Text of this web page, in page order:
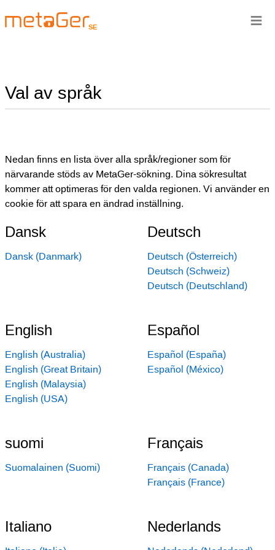
SE
Val av språk
Nedan finns en lista över alla språk/regioner som för
närvarande stöds av MetaGer-sökning. Dina sökresultat
kommer att optimeras för den valda regionen. Vi använder en
cookie för att spara en ändrad inställning.
Dansk
Dansk (Danmark)
Deutsch
Deutsch (Österreich)
Deutsch (Schweiz)
Deutsch (Deutschland)
English
English (Australia)
English (Great Britain)
English (Malaysia)
English (USA)
Español
Español (España)
Español (México)
suomi
Suomalainen (Suomi)
Français
Français (Canada)
Français (France)
Italiano Nederlands
≡